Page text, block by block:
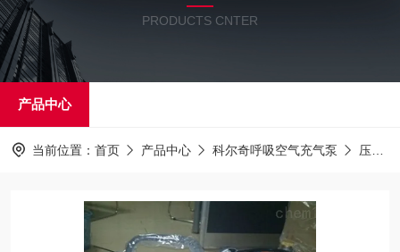
PRODUCTS CNTER
产品中心
当前位置： 首页 产品中心 科尔奇呼吸空气充气泵 压缩机